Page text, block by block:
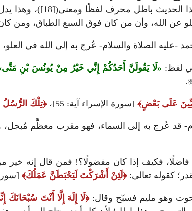
وهو في بطن الحوت وفي قعر
-عليه الصلاة والسلام- عُرج به إلى الله في
لَا يَقُولَنَّ أَحَدُكُمْ إِنَّي خَيْرٌ مِنْ يُونُسَ بْنِ مَتَّى
.
عَلَى بَعْضٍ [سورة الإسراء آية: 55]، تِلْكَ
قد عُرج به إلى السماء، فهو مقرب معظَّم
فكيف إذا كان مفضولًا؟! فمن قال إنه
كقوله تعالى: لَئِنْ أَشْرَكْتَ لَيَحْبَطَنَّ عَمَلُكَ [سورة
وهو مليم فسبّح وقال: لَا إِلَهَ إِلَّا أَنْتَ